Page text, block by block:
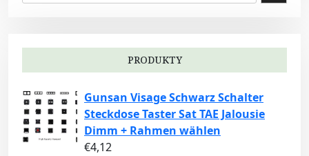
PRODUKTY
Gunsan Visage Schwarz Schalter
Steckdose Taster Sat TAE Jalousie
Dimm + Rahmen wählen
€4,12